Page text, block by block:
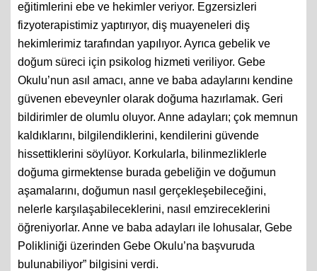
eğitimlerini ebe ve hekimler veriyor. Egzersizleri
fizyoterapistimiz yaptırıyor, diş muayeneleri diş
hekimlerimiz tarafından yapılıyor. Ayrıca gebelik ve
doğum süreci için psikolog hizmeti veriliyor. Gebe
Okulu’nun asıl amacı, anne ve baba adaylarını kendine
güvenen ebeveynler olarak doğuma hazırlamak. Geri
bildirimler de olumlu oluyor. Anne adayları; çok memnun
kaldıklarını, bilgilendiklerini, kendilerini güvende
hissettiklerini söylüyor. Korkularla, bilinmezliklerle
doğuma girmektense burada gebeliğin ve doğumun
aşamalarını, doğumun nasıl gerçekleşebileceğini,
nelerle karşılaşabileceklerini, nasıl emzireceklerini
öğreniyorlar. Anne ve baba adayları ile lohusalar, Gebe
Polikliniği üzerinden Gebe Okulu’na başvuruda
bulunabiliyor” bilgisini verdi.